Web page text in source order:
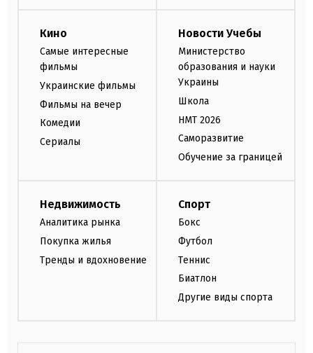
Кино
Самые интересные
фильмы
Украинские фильмы
Фильмы на вечер
Комедии
Сериалы
Новости Учебы
Министерство
образования и науки
Украины
Школа
НМТ 2026
Саморазвитие
Обучение за границей
Недвижимость
Аналитика рынка
Покупка жилья
Тренды и вдохновение
Спорт
Бокс
Футбол
Теннис
Биатлон
Другие виды спорта